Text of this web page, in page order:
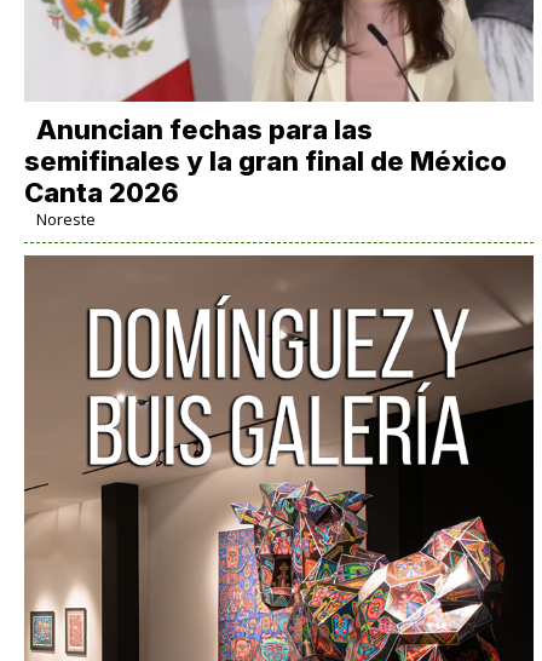
Anuncian fechas para las
semifinales y la gran final de México
Canta 2026
Noreste